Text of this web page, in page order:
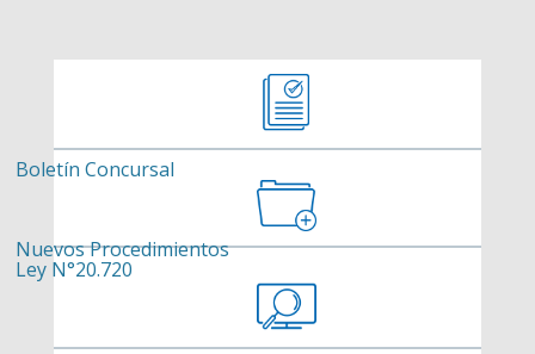
Boletín Concursal
Nuevos Procedimientos
Ley N°20.720